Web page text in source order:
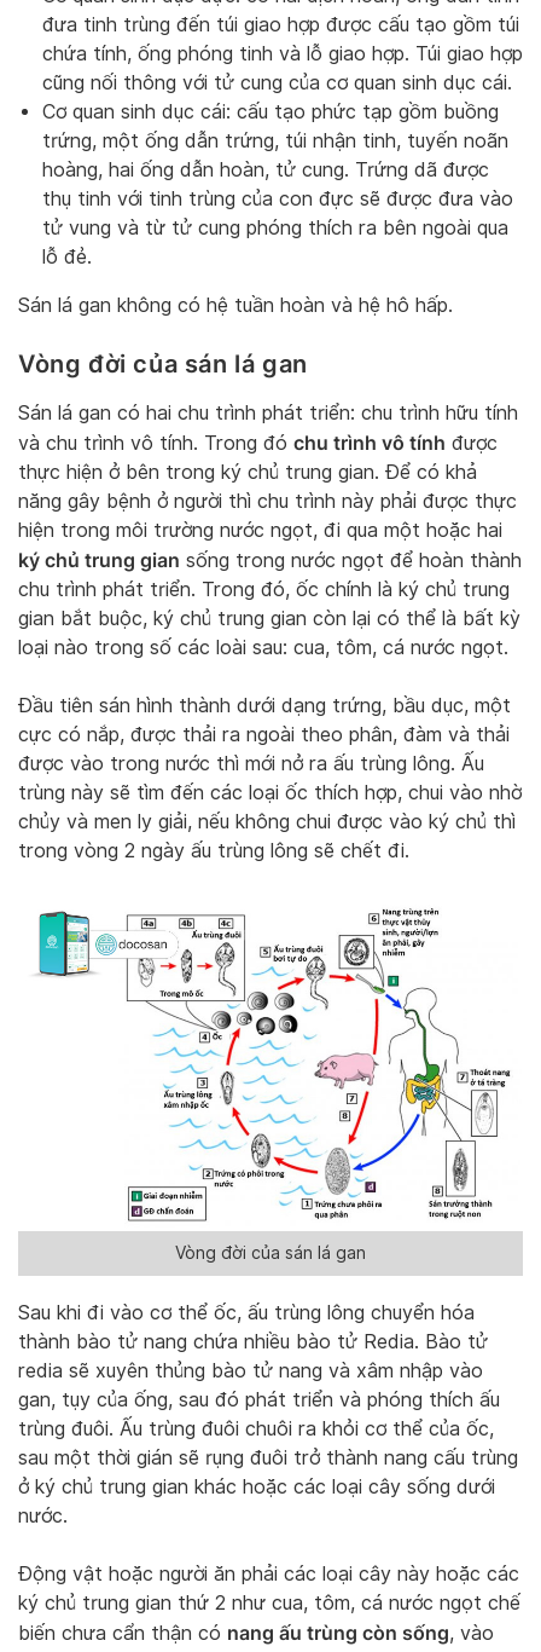
đưa tinh trùng đến túi giao hợp được cấu tạo gồm túi
chứa tính, ống phóng tinh và lỗ giao hợp. Túi giao hợp
cũng nối thông với tử cung của cơ quan sinh dục cái.
Cơ quan sinh dục cái: cấu tạo phức tạp gồm buồng
trứng, một ống dẫn trứng, túi nhận tinh, tuyến noãn
hoàng, hai ống dẫn hoàn, tử cung. Trứng dã được
thụ tinh với tinh trùng của con đực sẽ được đưa vào
tử vung và từ tử cung phóng thích ra bên ngoài qua
lỗ đẻ.
Sán lá gan không có hệ tuần hoàn và hệ hô hấp.
Vòng đời của sán lá gan
Sán lá gan có hai chu trình phát triển: chu trình hữu tính
và chu trình vô tính. Trong đó chu trình vô tính được
thực hiện ở bên trong ký chủ trung gian. Để có khả
năng gây bệnh ở người thì chu trình này phải được thực
hiện trong môi trường nước ngọt, đi qua một hoặc hai
ký chủ trung gian sống trong nước ngọt để hoàn thành
chu trình phát triển. Trong đó, ốc chính là ký chủ trung
gian bắt buộc, ký chủ trung gian còn lại có thể là bất kỳ
loại nào trong số các loài sau: cua, tôm, cá nước ngọt.
Đầu tiên sán hình thành dưới dạng trứng, bầu dục, một
cực có nắp, được thải ra ngoài theo phân, đàm và thải
được vào trong nước thì mới nở ra ấu trùng lông. Ấu
trùng này sẽ tìm đến các loại ốc thích hợp, chui vào nhờ
chủy và men ly giải, nếu không chui được vào ký chủ thì
trong vòng 2 ngày ấu trùng lông sẽ chết đi.
Vòng đời của sán lá gan
Sau khi đi vào cơ thể ốc, ấu trùng lông chuyển hóa
thành bào tử nang chứa nhiều bào tử Redia. Bào tử
redia sẽ xuyên thủng bào tử nang và xâm nhập vào
gan, tụy của ống, sau đó phát triển và phóng thích ấu
trùng đuôi. Ấu trùng đuôi chuôi ra khỏi cơ thể của ốc,
sau một thời gián sẽ rụng đuôi trở thành nang cấu trùng
ở ký chủ trung gian khác hoặc các loại cây sống dưới
nước.
Động vật hoặc người ăn phải các loại cây này hoặc các
ký chủ trung gian thứ 2 như cua, tôm, cá nước ngọt chế
biến chưa cẩn thận có nang ấu trùng còn sống, vào